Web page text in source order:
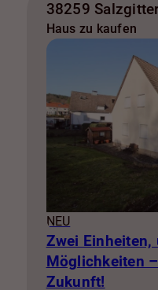
38259
Haus zu kaufen
NEU
Zwei Einheiten,
Möglichkeiten
Zukunft!